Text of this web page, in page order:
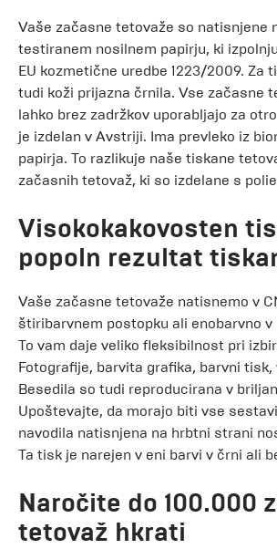
Vaše začasne tetovaže so natisnjene
testiranem nosilnem papirju, ki
EU kozmetične uredbe 1223/2009. Za
tudi koži prijazna črnila. Vse začasne
lahko brez zadržkov uporabljajo za
je izdelan v Avstriji. Ima prevleko iz
papirja. To razlikuje naše tiskane
začasnih tetovaž, ki so izdelane s
Visokokakovosten
popoln rezultat
Vaše začasne tetovaže natisnemo v
štiribarvnem postopku ali enobarvno v
To vam daje veliko fleksibilnost pri
Fotografije, barvita grafika, barvni tisk,
Besedila so tudi reproducirana v
Upoštevajte, da morajo biti vse
navodila natisnjena na hrbtni strani
Ta tisk je narejen v eni barvi v črni ali
Naročite do 100.000
tetovaž hkrati